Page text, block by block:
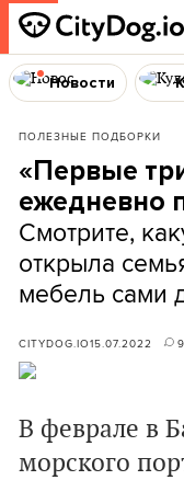
Новости
ПОЛЕЗНЫЕ ПОДБОРКИ
«Первые
ежедневно
Смотрите,
открыла
мебель сами
CITYDOG.IO15.07.2022 9
В феврале в
морского